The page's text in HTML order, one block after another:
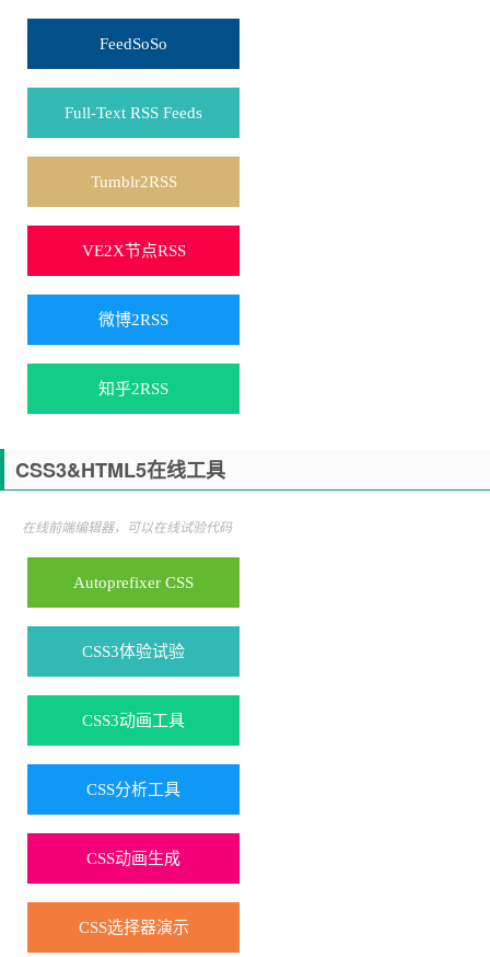
FeedSoSo
Full-Text RSS Feeds
Tumblr2RSS
VE2X节点RSS
微博2RSS
知乎2RSS
CSS3&HTML5在线工具
在线前端编辑器，可以在线试验代码
Autoprefixer CSS
CSS3体验试验
CSS3动画工具
CSS分析工具
CSS动画生成
CSS选择器演示